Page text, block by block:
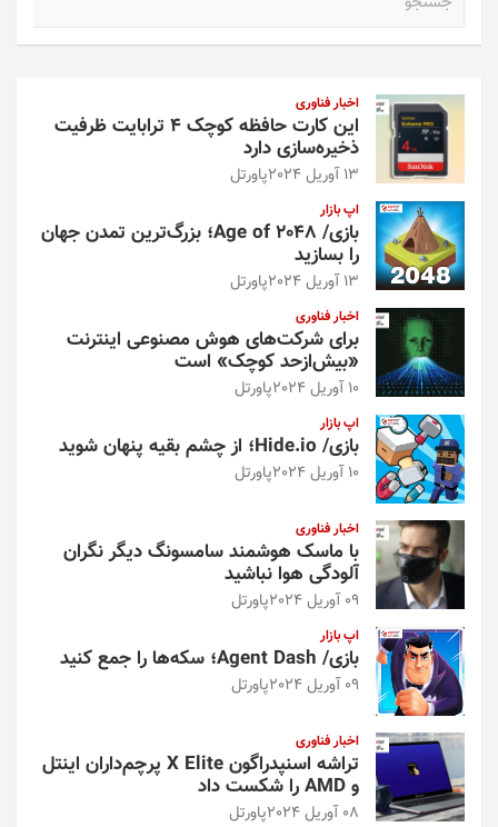
اخبار فناوری
این کارت حافظه کوچک ۴ ترابایت ظرفیت
ذخیره‌سازی دارد
13 آوریل 2024 پاورتل
اپ بازار
بازی/ Age of 2048؛ بزرگ‌ترین تمدن جهان
را بسازید
13 آوریل 2024 پاورتل
اخبار فناوری
برای شرکت‌های هوش مصنوعی اینترنت
«بیش‌از‌حد کوچک» است
10 آوریل 2024 پاورتل
اپ بازار
بازی/ Hide.io؛ از چشم بقیه پنهان شوید
10 آوریل 2024 پاورتل
اخبار فناوری
با ماسک هوشمند سامسونگ دیگر نگران
آلودگی هوا نباشید
09 آوریل 2024 پاورتل
اپ بازار
بازی/ Agent Dash؛ سکه‌ها را جمع کنید
09 آوریل 2024 پاورتل
اخبار فناوری
تراشه اسنپدراگون X Elite پرچم‌داران اینتل
و AMD را شکست داد
08 آوریل 2024 پاورتل